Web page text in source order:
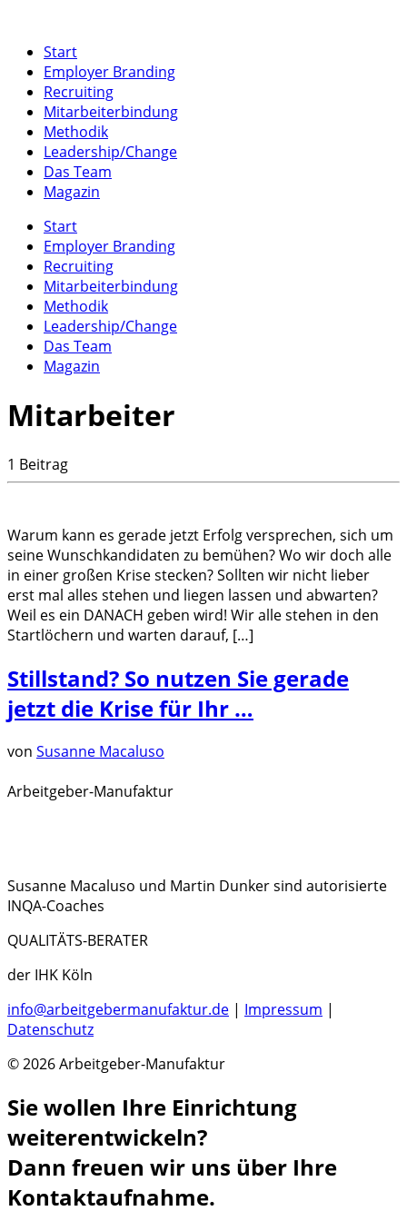
Start
Employer Branding
Recruiting
Mitarbeiterbindung
Methodik
Leadership/Change
Das Team
Magazin
Start
Employer Branding
Recruiting
Mitarbeiterbindung
Methodik
Leadership/Change
Das Team
Magazin
Mitarbeiter
1 Beitrag
Warum kann es gerade jetzt Erfolg versprechen, sich um
seine Wunschkandidaten zu bemühen? Wo wir doch alle
in einer großen Krise stecken? Sollten wir nicht lieber
erst mal alles stehen und liegen lassen und abwarten?
Weil es ein DANACH geben wird! Wir alle stehen in den
Startlöchern und warten darauf, […]
Stillstand? So nutzen Sie gerade
jetzt die Krise für Ihr …
von Susanne Macaluso
Arbeitgeber-Manufaktur
Susanne Macaluso und Martin Dunker sind autorisierte
INQA-Coaches
QUALITÄTS-BERATER
der IHK Köln
info@arbeitgebermanufaktur.de | Impressum |
Datenschutz
© 2026 Arbeitgeber-Manufaktur
Sie wollen Ihre Einrichtung
weiterentwickeln?
Dann freuen wir uns über Ihre
Kontaktaufnahme.